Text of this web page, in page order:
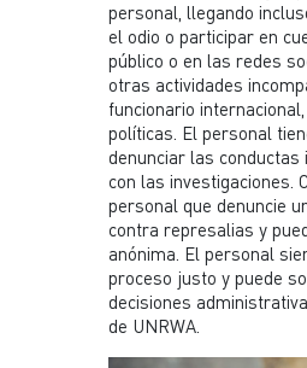
personal, llegando
el odio o participar en
público o en las redes
otras actividades
funcionario
políticas. El personal
denunciar las
con las investigaciones.
personal que denuncie
contra represalias y
anónima. El personal
proceso justo y puede
decisiones
de UNRWA.